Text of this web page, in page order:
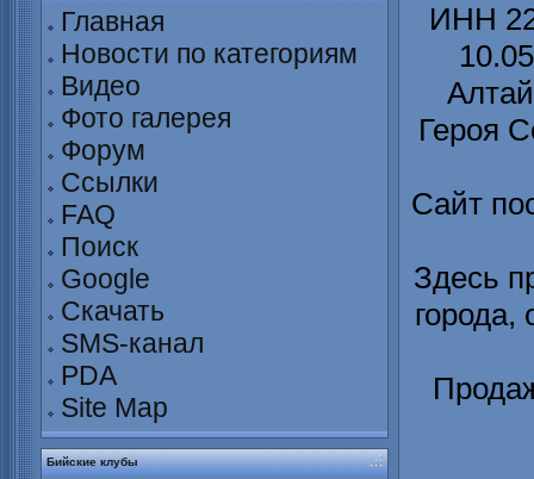
Главная
Новости по категориям
Видео
Фото галерея
Форум
Ссылки
FAQ
Поиск
Google
Скачать
SMS-канал
PDA
Site Map
Бийские клубы
ИНН
Героя
Сайт
Здесь
города,